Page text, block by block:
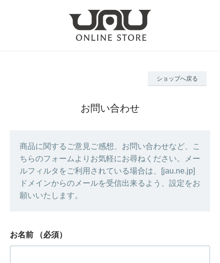
ショップへ戻る
お問い合わせ
商品に関するご意見ご感想、お問い合わせなど、こ
ちらのフォームよりお気軽にお尋ねください。メー
ルフィルタをご利用されている場合は、[jau.ne.jp]
ドメインからのメールを受信出来るよう、設定をお
願いいたします。
お名前 （必須）